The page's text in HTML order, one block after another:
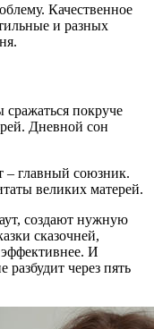
Качественное
и разных
сражаться покруче
Дневной сон
– главный союзник.
великих матерей.
создают нужную
сказочней,
И
разбудит через пять